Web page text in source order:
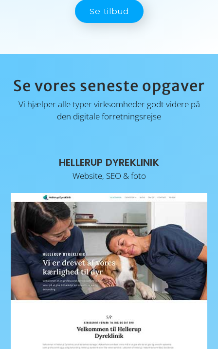
Se tilbud
Se vores seneste opgaver
Vi hjælper alle typer virksomheder godt videre på
den digitale forretningsrejse
HELLERUP DYREKLINIK
Website, SEO & foto